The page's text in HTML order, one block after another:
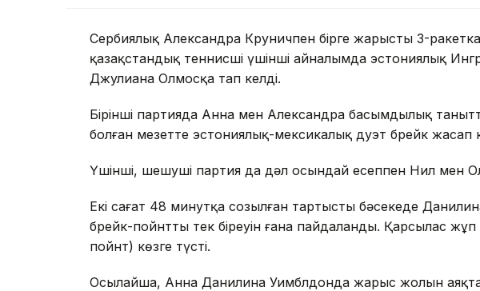
Сербиялық Александра Круничпен бірге жарыстың 3-
қазақстандық теннисші үшінші айналымда эстониялық
Джулиана Олмосқа тап келді.
Бірінші партияда Анна мен Александра басымдылық
болған мезетте эстониялық-мексикалық дуэт брейк жасап
Үшінші, шешуші партия да дәл осындай есеппен Нил мен
Екі сағат 48 минутқа созылған тартысты бәсекеде
брейк-пойнттың тек біреуін ғана пайдаланды. Қарсылас
пойнт) көзге түсті.
Осылайша, Анна Данилина Уимблдонда жарыс жолын